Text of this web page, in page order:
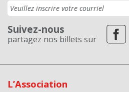
Suivez-nous
partagez nos billets sur
L’Association